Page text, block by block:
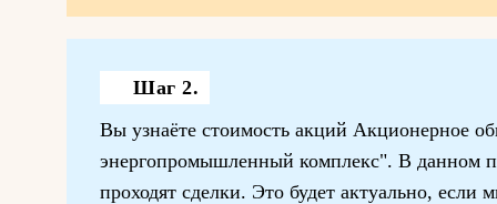
Шаг 2.
Вы узнаёте стоимость акций Акционерное
энергопромышленный комплекс". В данном
проходят сделки. Это будет актуально,